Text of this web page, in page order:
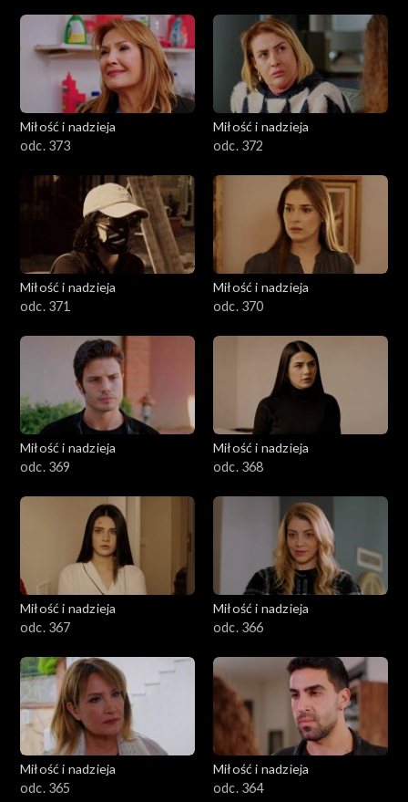
Miłość i nadzieja
odc. 373
Miłość i nadzieja
odc. 372
Miłość i nadzieja
odc. 371
Miłość i nadzieja
odc. 370
Miłość i nadzieja
odc. 369
Miłość i nadzieja
odc. 368
Miłość i nadzieja
odc. 367
Miłość i nadzieja
odc. 366
Miłość i nadzieja
odc. 365
Miłość i nadzieja
odc. 364